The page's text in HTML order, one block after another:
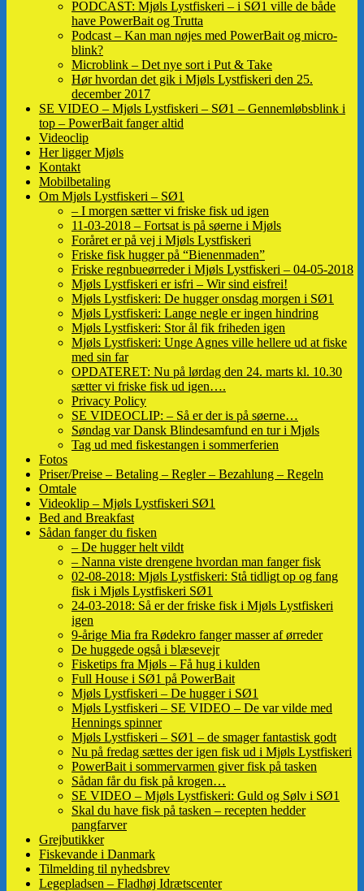
PODCAST: Mjøls Lystfiskeri – i SØ1 ville de både
have PowerBait og Trutta
Podcast – Kan man nøjes med PowerBait og micro-
blink?
Microblink – Det nye sort i Put & Take
Hør hvordan det gik i Mjøls Lystfiskeri den 25.
december 2017
SE VIDEO – Mjøls Lystfiskeri – SØ1 – Gennemløbsblink i
top – PowerBait fanger altid
Videoclip
Her ligger Mjøls
Kontakt
Mobilbetaling
Om Mjøls Lystfiskeri – SØ1
– I morgen sætter vi friske fisk ud igen
11-03-2018 – Fortsat is på søerne i Mjøls
Foråret er på vej i Mjøls Lystfiskeri
Friske fisk hugger på “Bienenmaden”
Friske regnbueørreder i Mjøls Lystfiskeri – 04-05-2018
Mjøls Lystfiskeri er isfri – Wir sind eisfrei!
Mjøls Lystfiskeri: De hugger onsdag morgen i SØ1
Mjøls Lystfiskeri: Lange negle er ingen hindring
Mjøls Lystfiskeri: Stor ål fik friheden igen
Mjøls Lystfiskeri: Unge Agnes ville hellere ud at fiske
med sin far
OPDATERET: Nu på lørdag den 24. marts kl. 10.30
sætter vi friske fisk ud igen….
Privacy Policy
SE VIDEOCLIP: – Så er der is på søerne…
Søndag var Dansk Blindesamfund en tur i Mjøls
Tag ud med fiskestangen i sommerferien
Fotos
Priser/Preise – Betaling – Regler – Bezahlung – Regeln
Omtale
Videoklip – Mjøls Lystfiskeri SØ1
Bed and Breakfast
Sådan fanger du fisken
– De hugger helt vildt
– Nanna viste drengene hvordan man fanger fisk
02-08-2018: Mjøls Lystfiskeri: Stå tidligt op og fang
fisk i Mjøls Lystfiskeri SØ1
24-03-2018: Så er der friske fisk i Mjøls Lystfiskeri
igen
9-årige Mia fra Rødekro fanger masser af ørreder
De huggede også i blæsevejr
Fisketips fra Mjøls – Få hug i kulden
Full House i SØ1 på PowerBait
Mjøls Lystfiskeri – De hugger i SØ1
Mjøls Lystfiskeri – SE VIDEO – De var vilde med
Hennings spinner
Mjøls Lystfiskeri – SØ1 – de smager fantastisk godt
Nu på fredag sættes der igen fisk ud i Mjøls Lystfiskeri
PowerBait i sommervarmen giver fisk på tasken
Sådan får du fisk på krogen…
SE VIDEO – Mjøls Lystfiskeri: Guld og Sølv i SØ1
Skal du have fisk på tasken – recepten hedder
pangfarver
Grejbutikker
Fiskevande i Danmark
Tilmelding til nyhedsbrev
Legepladsen – Fladhøj Idrætscenter